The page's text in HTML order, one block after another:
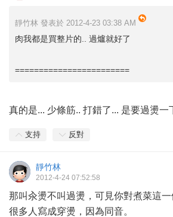
靜竹林 發表於 2012-4-23 03:38 AM
肉我都是買整片的.. 過爐就好了
========================
真的是... 少條筋.. 打錯了... 是要過燙一
支持 反對
靜竹林
2012-4-24 07:52:58
那叫汆燙不叫過燙，可見你對煮菜這一
很多人寫成穿燙，因為同音。